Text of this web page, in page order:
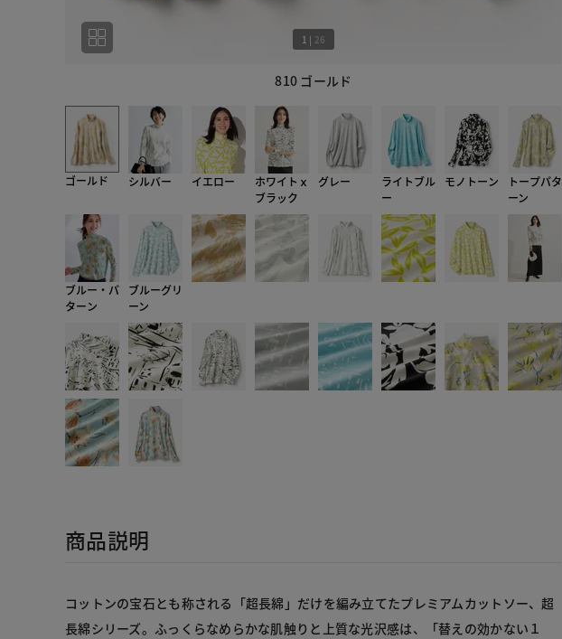
810 ゴールド
1 | 26
ゴールド シルバー イエロー
ホワイトｘ
ブラック
グレー
ライトブル
ー
モノトーン
トープパタ
ーン
ブルー・パ
ターン
ブルーグリ
ーン
商品説明
コットンの宝石とも称される「超長綿」だけを編み立てたプレミアムカットソー、超
長綿シリーズ。ふっくらなめらかな肌触りと上質な光沢感は、「替えの効かない１